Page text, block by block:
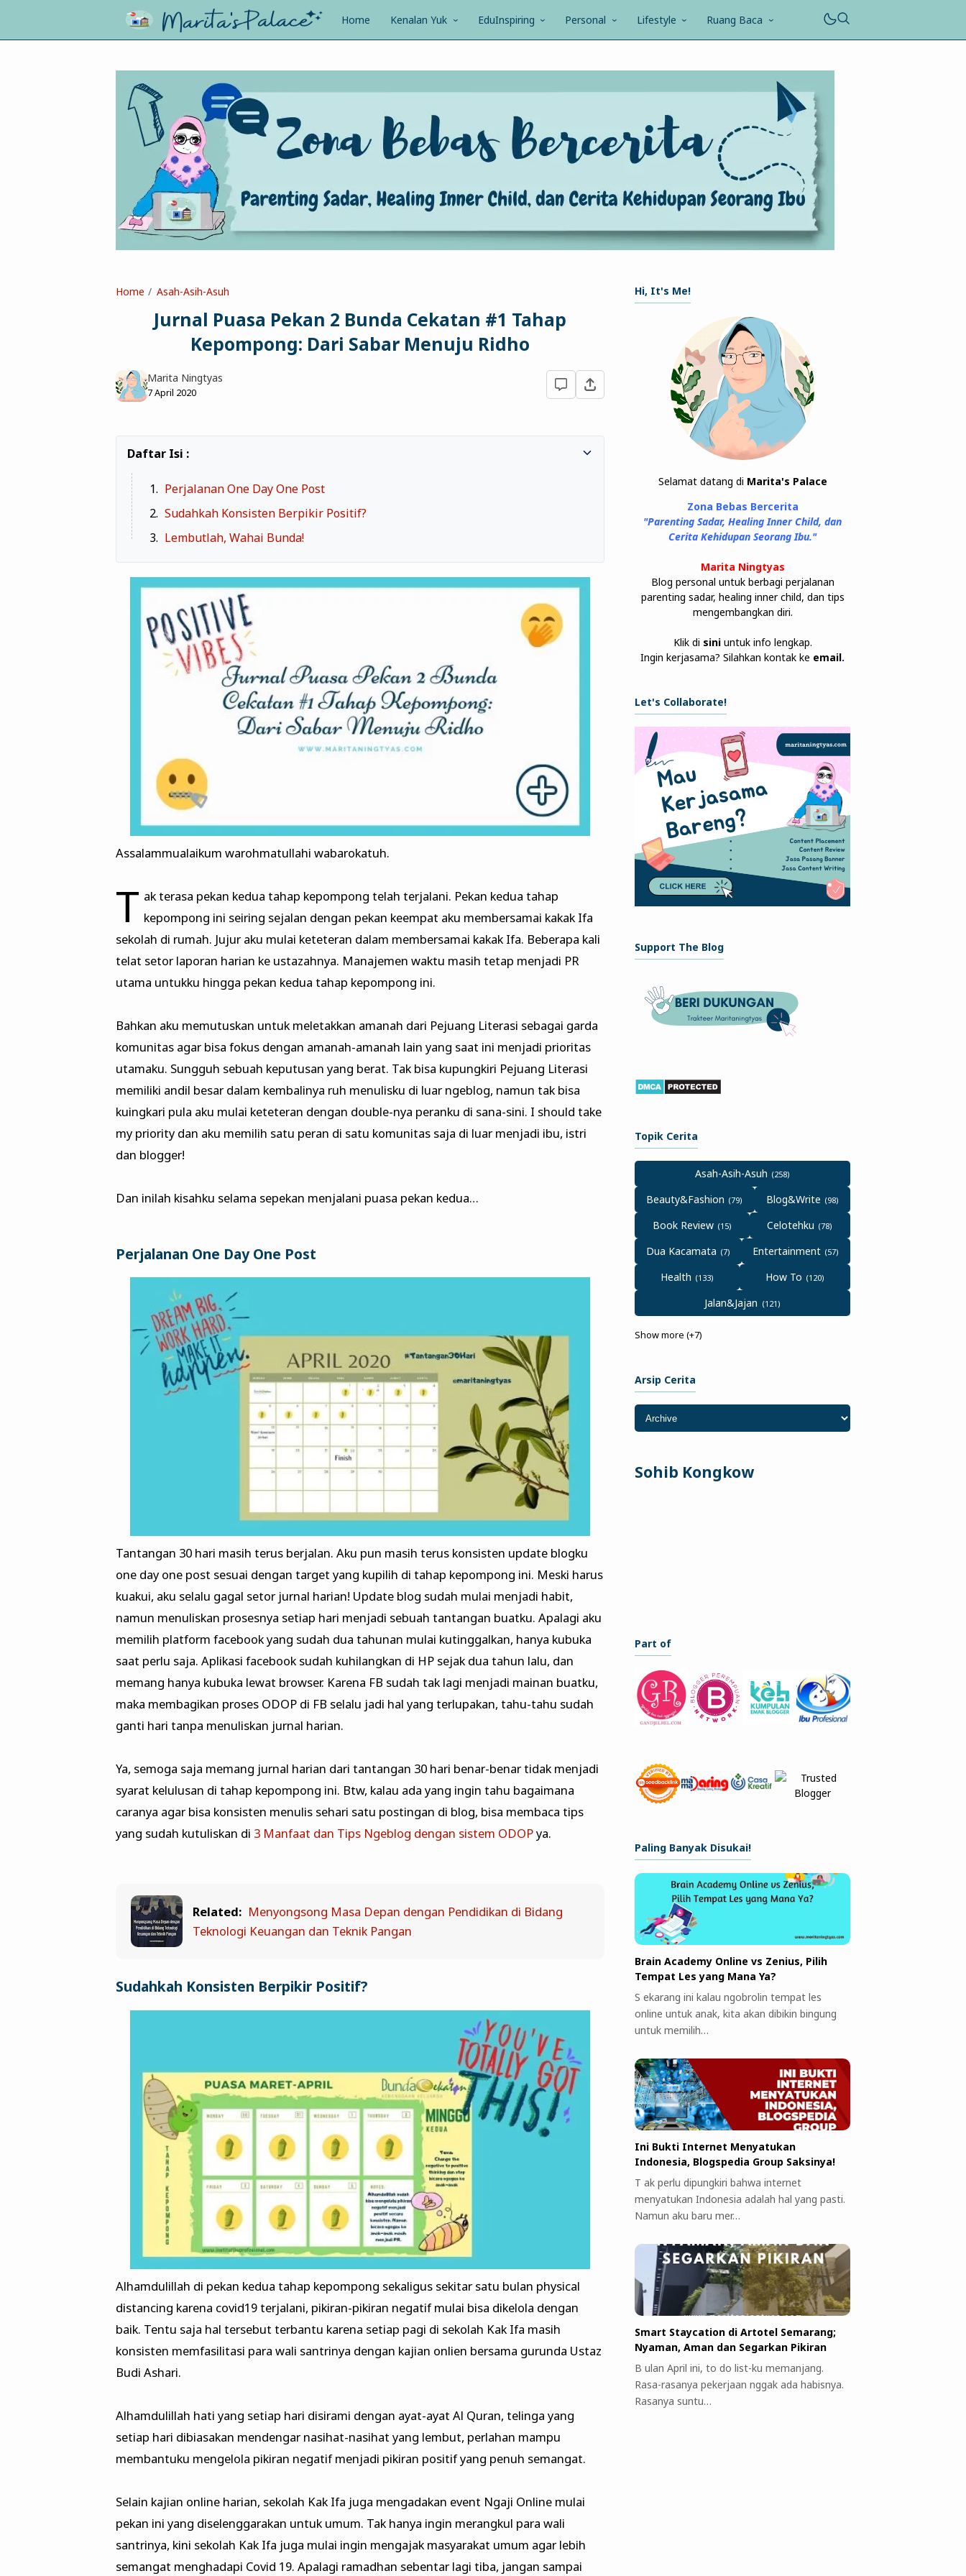
Home Kenalan Yuk EduInspiring Personal Lifestyle Ruang Baca
Home Asah-Asih-Asuh
Jurnal Puasa Pekan 2 Bunda Cekatan #1 Tahap
Kepompong: Dari Sabar Menuju Ridho
Marita Ningtyas
7 April 2020
Perjalanan One Day One Post
Sudahkah Konsisten Berpikir Positif?
Lembutlah, Wahai Bunda!
Assalammualaikum warohmatullahi wabarokatuh.
T ak terasa pekan kedua tahap kepompong telah terjalani. Pekan kedua tahap
kepompong ini seiring sejalan dengan pekan keempat aku membersamai kakak Ifa
sekolah di rumah. Jujur aku mulai keteteran dalam membersamai kakak Ifa. Beberapa kali
telat setor laporan harian ke ustazahnya. Manajemen waktu masih tetap menjadi PR
utama untukku hingga pekan kedua tahap kepompong ini.
Bahkan aku memutuskan untuk meletakkan amanah dari Pejuang Literasi sebagai garda
komunitas agar bisa fokus dengan amanah-amanah lain yang saat ini menjadi prioritas
utamaku. Sungguh sebuah keputusan yang berat. Tak bisa kupungkiri Pejuang Literasi
memiliki andil besar dalam kembalinya ruh menulisku di luar ngeblog, namun tak bisa
kuingkari pula aku mulai keteteran dengan double-nya peranku di sana-sini. I should take
my priority dan aku memilih satu peran di satu komunitas saja di luar menjadi ibu, istri
dan blogger!
Dan inilah kisahku selama sepekan menjalani puasa pekan kedua…
Perjalanan One Day One Post
Tantangan 30 hari masih terus berjalan. Aku pun masih terus konsisten update blogku
one day one post sesuai dengan target yang kupilih di tahap kepompong ini. Meski harus
kuakui, aku selalu gagal setor jurnal harian! Update blog sudah mulai menjadi habit,
namun menuliskan prosesnya setiap hari menjadi sebuah tantangan buatku. Apalagi aku
memilih platform facebook yang sudah dua tahunan mulai kutinggalkan, hanya kubuka
saat perlu saja. Aplikasi facebook sudah kuhilangkan di HP sejak dua tahun lalu, dan
memang hanya kubuka lewat browser. Karena FB sudah tak lagi menjadi mainan buatku,
maka membagikan proses ODOP di FB selalu jadi hal yang terlupakan, tahu-tahu sudah
ganti hari tanpa menuliskan jurnal harian.
Ya, semoga saja memang jurnal harian dari tantangan 30 hari benar-benar tidak menjadi
syarat kelulusan di tahap kepompong ini. Btw, kalau ada yang ingin tahu bagaimana
caranya agar bisa konsisten menulis sehari satu postingan di blog, bisa membaca tips
yang sudah kutuliskan di 3 Manfaat dan Tips Ngeblog dengan sistem ODOPya.
Related: Menyongsong Masa Depan dengan Pendidikan di Bidang
Teknologi Keuangan dan Teknik Pangan
Sudahkah Konsisten Berpikir Positif?
Alhamdulillah di pekan kedua tahap kepompong sekaligus sekitar satu bulan physical
distancing karena covid19 terjalani, pikiran-pikiran negatif mulai bisa dikelola dengan
baik. Tentu saja hal tersebut terbantu karena setiap pagi di sekolah Kak Ifa masih
konsisten memfasilitasi para wali santrinya dengan kajian onlien bersama gurunda Ustaz
Budi Ashari.
Alhamdulillah hati yang setiap hari disirami dengan ayat-ayat Al Quran, telinga yang
setiap hari dibiasakan mendengar nasihat-nasihat yang lembut, perlahan mampu
membantuku mengelola pikiran negatif menjadi pikiran positif yang penuh semangat.
Selain kajian online harian, sekolah Kak Ifa juga mengadakan event Ngaji Online mulai
pekan ini yang diselenggarakan untuk umum. Tak hanya ingin merangkul para wali
santrinya, kini sekolah Kak Ifa juga mulai ingin mengajak masyarakat umum agar lebih
semangat menghadapi Covid 19. Apalagi ramadhan sebentar lagi tiba, jangan sampai
Hi, It's Me!
Selamat datang di Marita's Palace
Zona Bebas Bercerita
"Parenting Sadar, Healing Inner Child, dan
Cerita Kehidupan Seorang Ibu."
Marita Ningtyas
Blog personal untuk berbagi perjalanan
parenting sadar, healing inner child, dan tips
mengembangkan diri.
Klik di sini untuk info lengkap.
Ingin kerjasama? Silahkan kontak ke email.
Let's Collaborate!
Support The Blog
Topik Cerita
Asah-Asih-Asuh
Beauty&Fashion
Blog&Write
Book Review
Celotehku
Dua Kacamata
Entertainment
Health
How To
Jalan&Jajan
Show more (+7)
Arsip Cerita
Sohib Kongkow
Part of
Paling Banyak Disukai!
Brain Academy Online vs Zenius, Pilih
Tempat Les yang Mana Ya?
S ekarang ini kalau ngobrolin tempat les
online untuk anak, kita akan dibikin bingung
untuk memilih…
Ini Bukti Internet Menyatukan
Indonesia, Blogspedia Group Saksinya!
T ak perlu dipungkiri bahwa internet
menyatukan Indonesia adalah hal yang pasti.
Namun aku baru mer…
Smart Staycation di Artotel Semarang;
Nyaman, Aman dan Segarkan Pikiran
B ulan April ini, to do list-ku memanjang.
Rasa-rasanya pekerjaan nggak ada habisnya.
Rasanya suntu…